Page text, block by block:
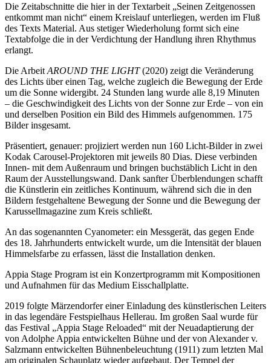
Die Zeitabschnitte die hier in der Textarbeit „Seinen Zeitgenossen
entkommt man nicht“ einem Kreislauf unterliegen, werden im Fluß
des Texts Material. Aus stetiger Wiederholung formt sich eine
Textabfolge die in der Verdichtung der Handlung ihren Rhythmus
erlangt.
Die Arbeit AROUND THE LIGHT(2020) zeigt die Veränderung
des Lichts über einen Tag, welche zugleich die Bewegung der Erde
um die Sonne widergibt. 24 Stunden lang wurde alle 8,19 Minuten
– die Geschwindigkeit des Lichts von der Sonne zur Erde – von ein
und derselben Position ein Bild des Himmels aufgenommen. 175
Bilder insgesamt.
Präsentiert, genauer: projiziert werden nun 160 Licht-Bilder in zwei
Kodak Carousel-Projektoren mit jeweils 80 Dias. Diese verbinden
Innen- mit dem Außenraum und bringen buchstäblich Licht in den
Raum der Ausstellungswand. Dank sanfter Überblendungen schafft
die Künstlerin ein zeitliches Kontinuum, während sich die in den
Bildern festgehaltene Bewegung der Sonne und die Bewegung der
Karussellmagazine zum Kreis schließt.
An das sogenannten Cyanometer: ein Messgerät, das gegen Ende
des 18. Jahrhunderts entwickelt wurde, um die Intensität der blauen
Himmelsfarbe zu erfassen, lässt die Installation denken.
Appia Stage Program ist ein Konzertprogramm mit Kompositionen
und Aufnahmen für das Medium Eisschallplatte.
2019 folgte Märzendorfer einer Einladung des künstlerischen Leiters
in das legendäre Festspielhaus Hellerau. Im großen Saal wurde für
das Festival „Appia Stage Reloaded“ mit der Neuadaptierung der
von Adolphe Appia entwickelten Bühne und der von Alexander v.
Salzmann entwickelten Bühnenbeleuchtung (1911) zum letzten Mal
am originalen Schauplatz wieder aufgebaut. Der Tempel der